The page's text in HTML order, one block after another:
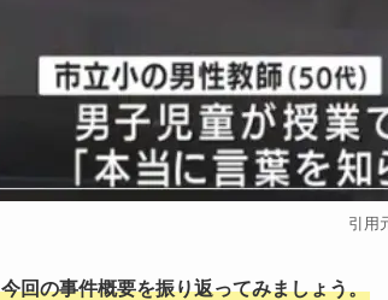
引用
今回の事件概要を振り返ってみましょう。